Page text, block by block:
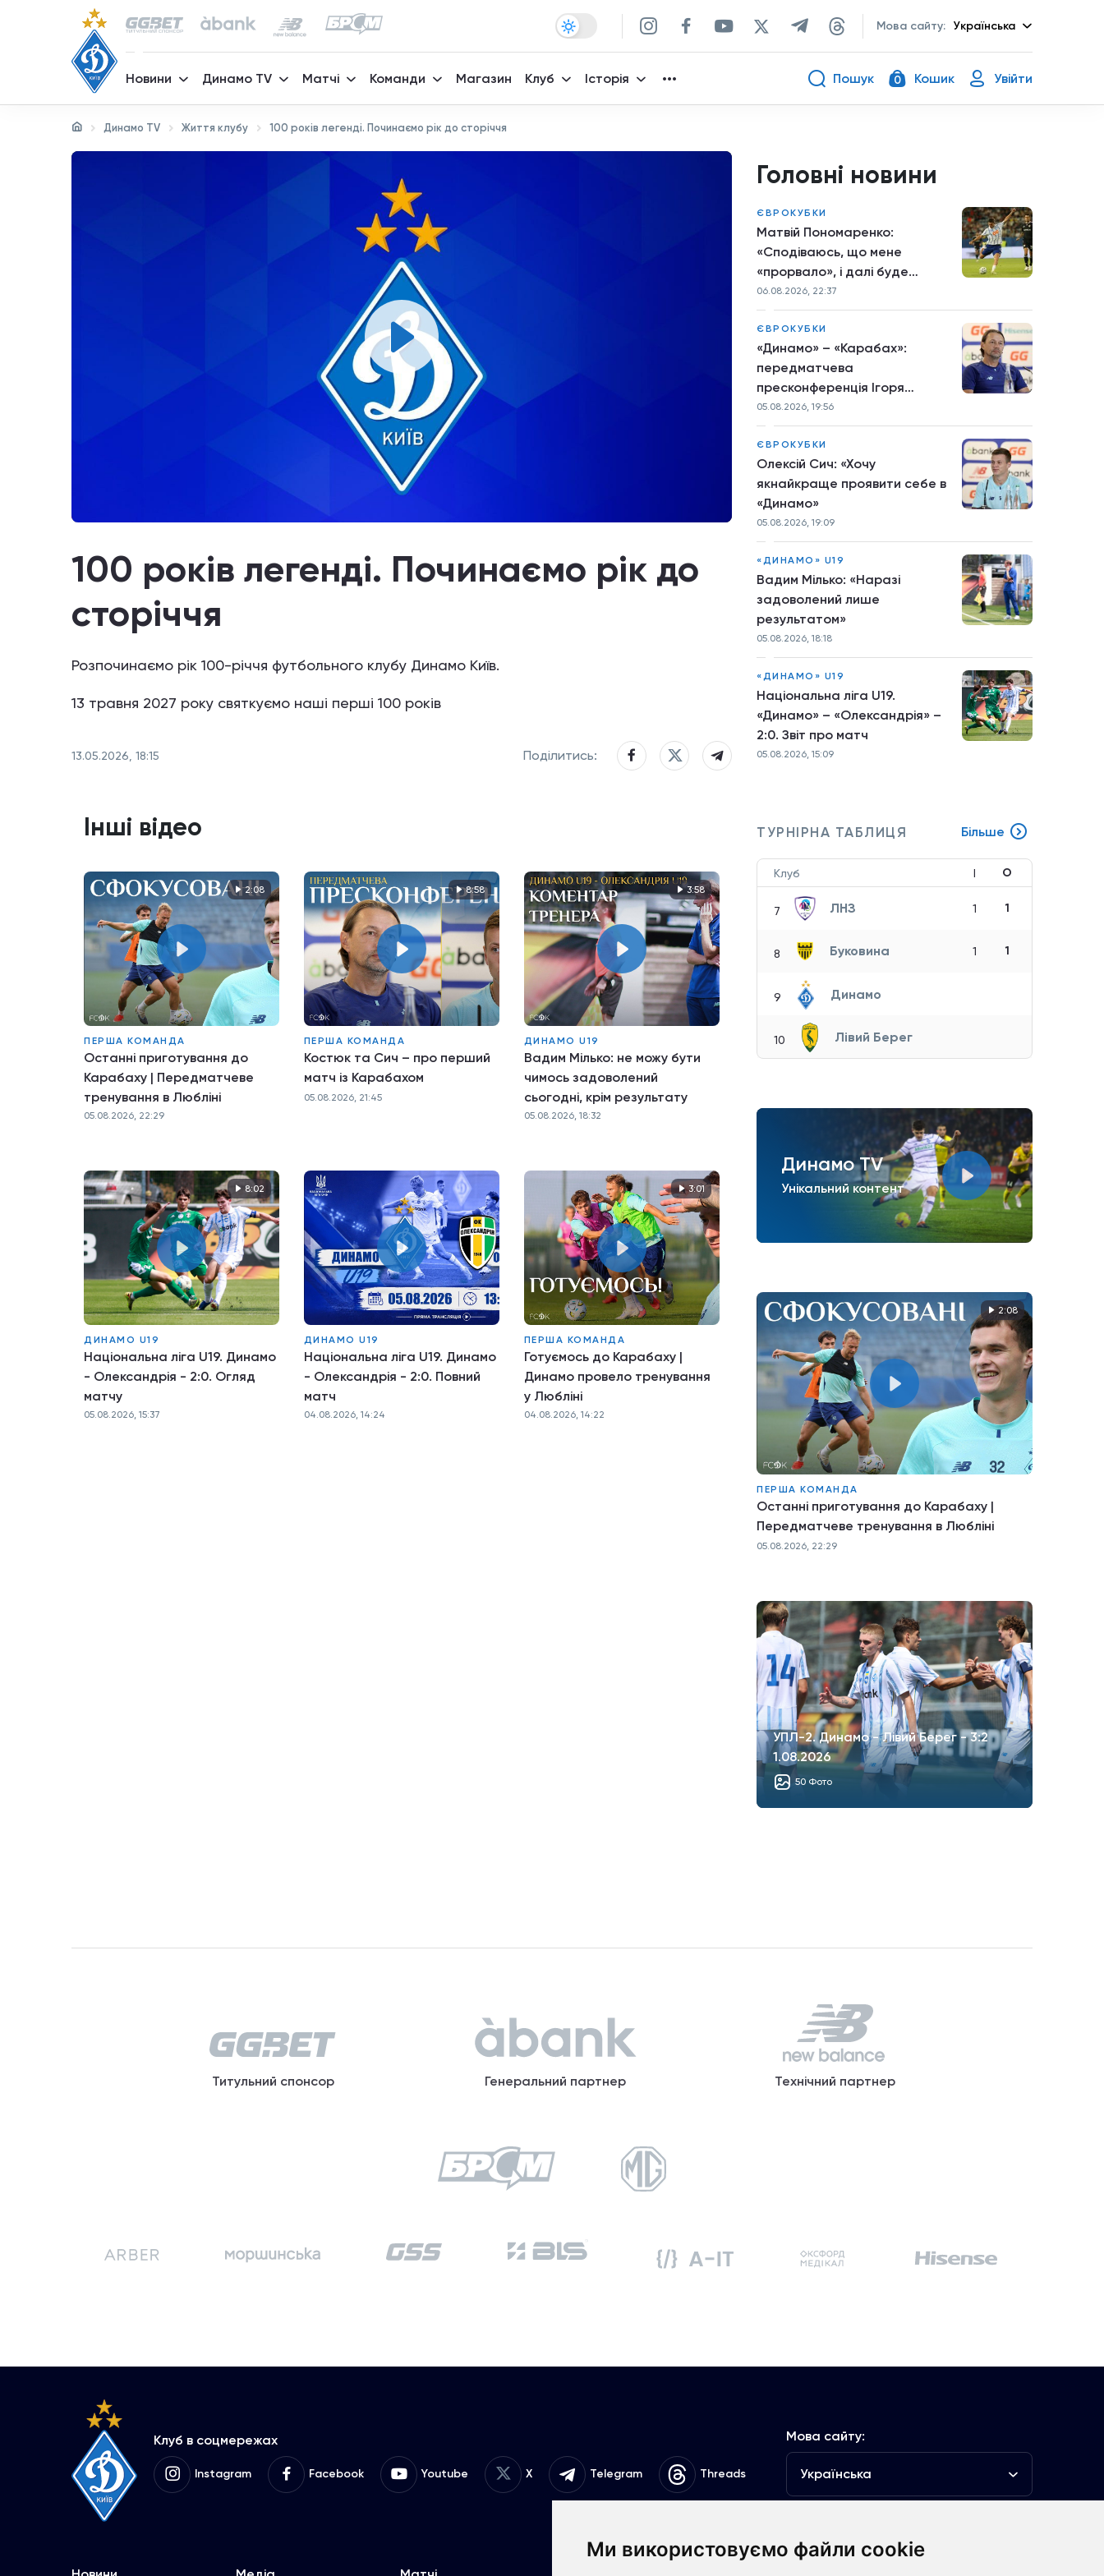
Ми використовуємо файли cookie
Мова сайту: Українська
Новини Динамо TV Матчі Команди Магазин Клуб Історія Пошук 0 Кошик Увійти
Динамо TV Життя клубу 100 років легенді. Починаємо рік до сторіччя
100 років легенді. Починаємо рік до
сторіччя
Розпочинаємо рік 100-річчя футбольного клубу Динамо Київ.
13 травня 2027 року святкуємо наші перші 100 років
13.05.2026, 18:15 Поділитись:
Інші відео
2:08
ПЕРША КОМАНДА
Останні приготування до
Карабаху | Передматчеве
тренування в Любліні
05.08.2026, 22:29
8:58
ПЕРША КОМАНДА
Костюк та Сич – про перший
матч із Карабахом
05.08.2026, 21:45
3:58
ДИНАМО U19
Вадим Мілько: не можу бути
чимось задоволений
сьогодні, крім результату
05.08.2026, 18:32
8:02
ДИНАМО U19
Національна ліга U19. Динамо
- Олександрія - 2:0. Огляд
матчу
05.08.2026, 15:37
ДИНАМО U19
Національна ліга U19. Динамо
- Олександрія - 2:0. Повний
матч
04.08.2026, 14:24
3:01
ПЕРША КОМАНДА
Готуємось до Карабаху |
Динамо провело тренування
у Любліні
04.08.2026, 14:22
Головні новини
ЄВРОКУБКИ
Матвій Пономаренко:
«Сподіваюсь, що мене
«прорвало», і далі буде
більше»
06.08.2026, 22:37
ЄВРОКУБКИ
«Динамо» – «Карабах»:
передматчева
пресконференція Ігоря
Костюка
05.08.2026, 19:56
ЄВРОКУБКИ
Олексій Сич: «Хочу
якнайкраще проявити себе в
«Динамо»
05.08.2026, 19:09
«ДИНАМО» U19
Вадим Мілько: «Наразі
задоволений лише
результатом»
05.08.2026, 18:18
«ДИНАМО» U19
Національна ліга U19.
«Динамо» – «Олександрія» –
2:0. Звіт про матч
05.08.2026, 15:09
ТУРНІРНА ТАБЛИЦЯ Більше
Клуб І О
7 ЛНЗ 1 1
8 Буковина 1 1
9 Динамо
10 Лівий Берег
Динамо TV
Унікальний контент
2:08
ПЕРША КОМАНДА
Останні приготування до Карабаху |
Передматчеве тренування в Любліні
05.08.2026, 22:29
УПЛ-2. Динамо - Лівий Берег - 3:2
1.08.2026
50 Фото
Титульний спонсор Генеральний партнер Технічний партнер
Клуб в соцмережах
Instagram Facebook Youtube X Telegram Threads
Мова сайту:
Українська